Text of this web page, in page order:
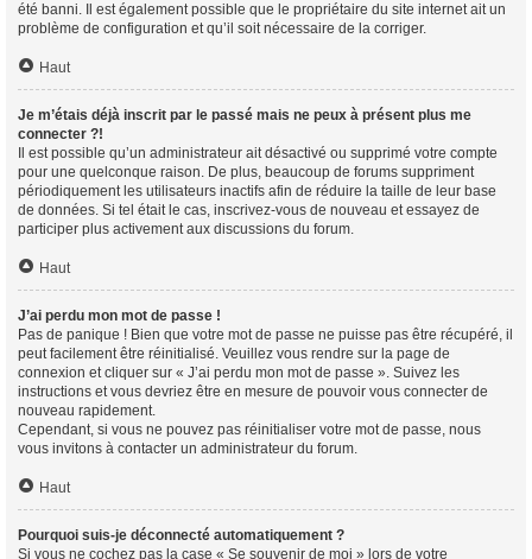
été banni. Il est également possible que le propriétaire du site internet ait un
problème de configuration et qu’il soit nécessaire de la corriger.
Haut
Je m’étais déjà inscrit par le passé mais ne peux à présent plus me
connecter ?!
Il est possible qu’un administrateur ait désactivé ou supprimé votre compte
pour une quelconque raison. De plus, beaucoup de forums suppriment
périodiquement les utilisateurs inactifs afin de réduire la taille de leur base
de données. Si tel était le cas, inscrivez-vous de nouveau et essayez de
participer plus activement aux discussions du forum.
Haut
J’ai perdu mon mot de passe !
Pas de panique ! Bien que votre mot de passe ne puisse pas être récupéré, il
peut facilement être réinitialisé. Veuillez vous rendre sur la page de
connexion et cliquer sur « J’ai perdu mon mot de passe ». Suivez les
instructions et vous devriez être en mesure de pouvoir vous connecter de
nouveau rapidement.
Cependant, si vous ne pouvez pas réinitialiser votre mot de passe, nous
vous invitons à contacter un administrateur du forum.
Haut
Pourquoi suis-je déconnecté automatiquement ?
Si vous ne cochez pas la case « Se souvenir de moi » lors de votre